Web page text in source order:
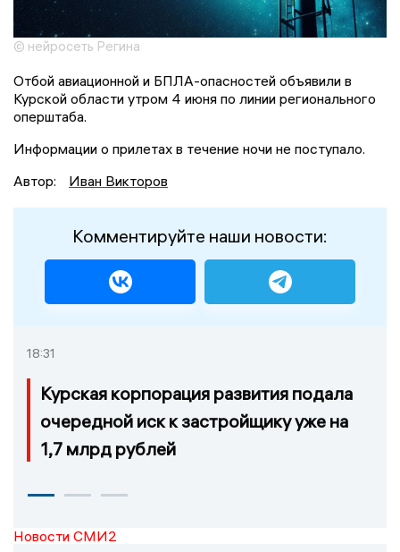
© нейросеть Регина
Отбой авиационной и БПЛА-опасностей объявили в
Курской области утром 4 июня по линии регионального
оперштаба.
Информации о прилетах в течение ночи не поступало.
Автор:
Иван Викторов
Комментируйте наши новости:
18:31
Курская корпорация развития подала
очередной иск к застройщику уже на
1,7 млрд рублей
Новости СМИ2